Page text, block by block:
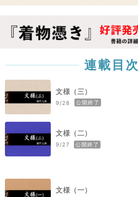
連載目次
文様（三）
9/28 公開終了
文様（二）
9/27 公開終了
文様（一）